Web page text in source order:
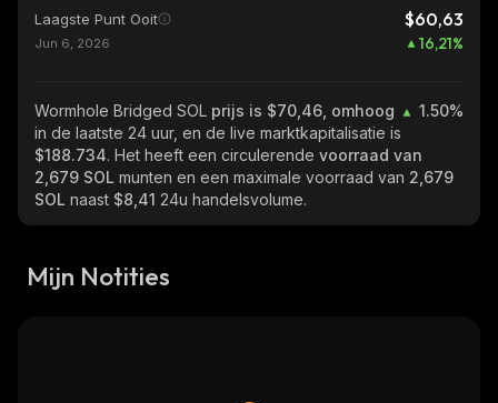
Laagste Punt Ooit $60,63
Jun 6, 2026 16,21%
Wormhole Bridged SOL prijs is $70,46, omhoog
1.50%
in de laatste 24 uur, en de live marktkapitalisatie is
$188.734. Het heeft een circulerende voorraad van
2,679 SOL munten en een maximale voorraad van 2,679
SOL naast $8,41 24u handelsvolume.
Mijn Notities